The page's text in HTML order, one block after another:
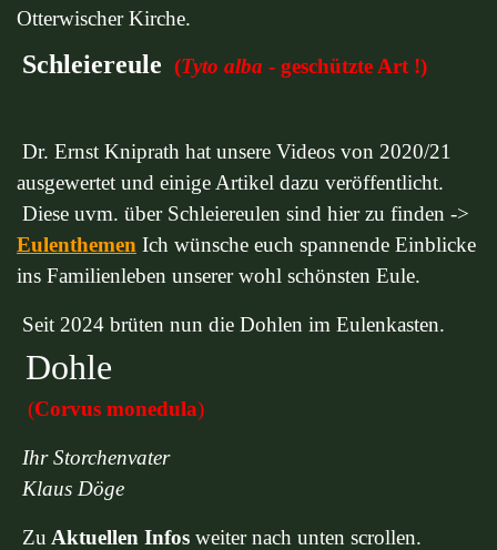
Otterwischer Kirche.
Schleiereule (Tyto alba - geschützte Art !)
Dr. Ernst Kniprath hat unsere Videos von 2020/21
ausgewertet und einige Artikel dazu veröffentlicht.
Diese uvm. über Schleiereulen sind hier zu finden ->
Eulenthemen Ich wünsche euch spannende Einblicke
ins Familienleben unserer wohl schönsten Eule.
Seit 2024 brüten nun die Dohlen im Eulenkasten.
Dohle
(Corvus monedula)
Ihr Storchenvater
Klaus Döge
Zu Aktuellen Infos weiter nach unten scrollen.